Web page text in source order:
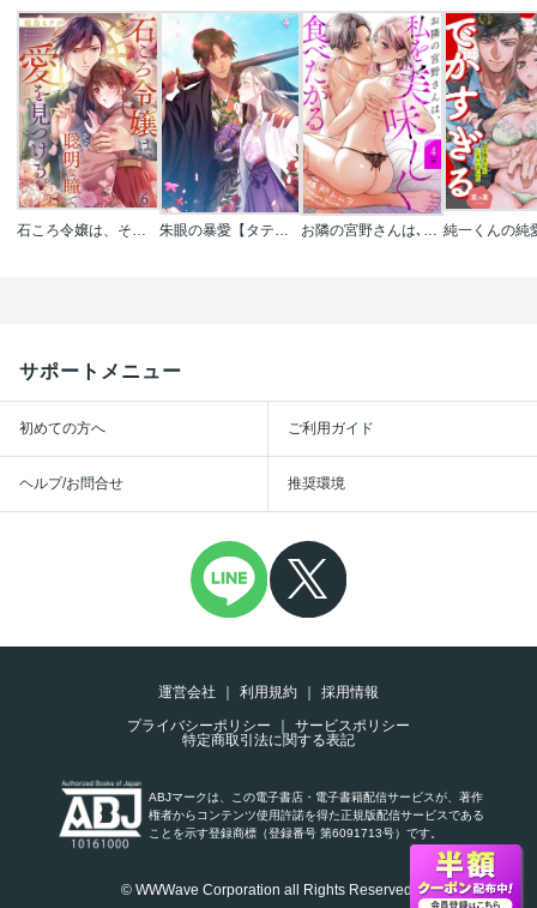
石ころ令嬢は、その聡明な瞳で愛を見つける。 朱眼の暴愛【タテヨミ】【フルカラー】 お隣の宮野さんは､私を美味しく食べたがる【単話売】
サポートメニュー
初めての方へ ご利用ガイド
ヘルプ/お問合せ 推奨環境
運営会社 利用規約
採用情報
プライバシーポリシー
サービスポリシー
特定商取引法に関する表記
ABJマークは、この電子書店・電子書籍配信サービスが、著作
権者からコンテンツ使用許諾を得た正規版配信サービスである
ことを示す登録商標（登録番号 第6091713号）です。
© WWWave Corporation all Rights Reserved.